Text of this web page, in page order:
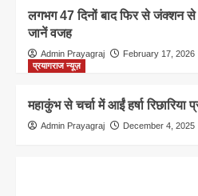
लगभग 47 दिनों बाद फिर से जंक्शन
जानें वजह
Admin Prayagraj February 17, 2026
प्रयागराज न्यूज़
महाकुंभ से चर्चा में आईं हर्षा
Admin Prayagraj December 4, 2025